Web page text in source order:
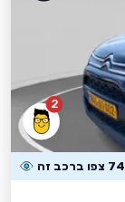
2
74 צפו ברכב זה